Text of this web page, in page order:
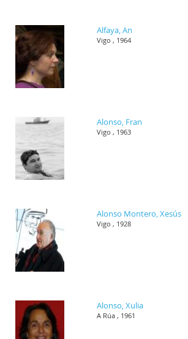
Alfaya, An
Vigo , 1964
Alonso, Fran
Vigo , 1963
Alonso Montero, Xesús
Vigo , 1928
Alonso, Xulia
A Rúa , 1961